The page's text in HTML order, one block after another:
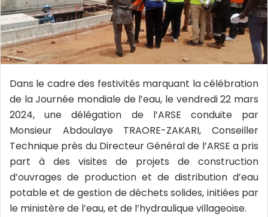
o
u
r
i
e
l
Dans le cadre des festivités marquant la célébration
de la Journée mondiale de l’eau, le vendredi 22 mars
2024, une délégation de l’ARSE conduite par
Monsieur Abdoulaye TRAORE-ZAKARI, Conseiller
Technique près du Directeur Général de l’ARSE a pris
part à des visites de projets de construction
d’ouvrages de production et de distribution d’eau
potable et de gestion de déchets solides, initiées par
le ministère de l’eau, et de l’hydraulique villageoise.